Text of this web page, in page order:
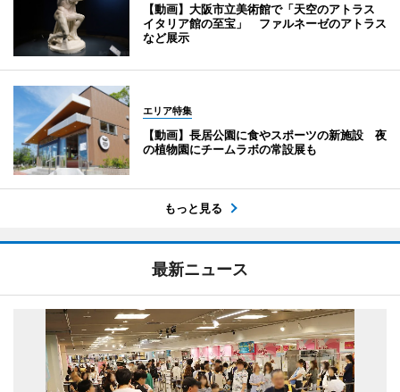
【動画】大阪市立美術館で「天空のアトラス
イタリア館の至宝」 ファルネーゼのアトラス
など展示
エリア特集
【動画】長居公園に食やスポーツの新施設 夜
の植物園にチームラボの常設展も
もっと見る
最新ニュース